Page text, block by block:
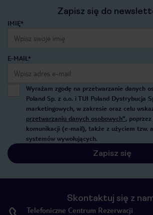
Zapisz się do
IMIĘ*
E-MAIL*
Wyrażam zgodę na przetwarzanie danych
Poland Sp. z o.o. i TUI Poland Dystrybucja
marketingowych, w zakresie oraz celu
przetwarzaniu danych osobowych”,
komunikacji (e-mail), także z użyciem tzw.
systemów wywołujących.
Zapisz się
Skontaktuj się z
Telefoniczne Centrum Rezerwacji